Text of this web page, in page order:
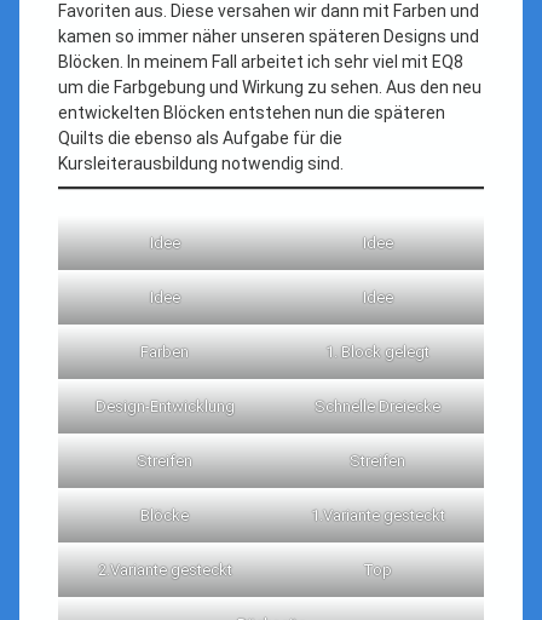
Favoriten aus. Diese versahen wir dann mit Farben und
kamen so immer näher unseren späteren Designs und
Blöcken. In meinem Fall arbeitet ich sehr viel mit EQ8
um die Farbgebung und Wirkung zu sehen. Aus den neu
entwickelten Blöcken entstehen nun die späteren
Quilts die ebenso als Aufgabe für die
Kursleiterausbildung notwendig sind.
Idee Idee
Idee Idee
Farben 1. Block gelegt
Design-Entwicklung Schnelle Dreiecke
Streifen Streifen
Blöcke 1.Variante gesteckt
2.Variante gesteckt Top